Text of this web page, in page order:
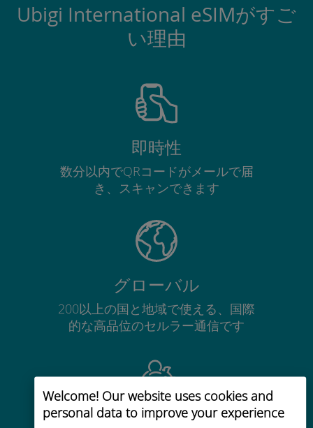
Welcome! Our website uses cookies and
personal data to improve your experience
Ubigi International eSIMがすご
い理由
即時性
数分以内でQRコードがメールで届
き、スキャンできます
グローバル
200以上の国と地域で使える、国際
的な高品位のセルラー通信です
コストパフォーマンス